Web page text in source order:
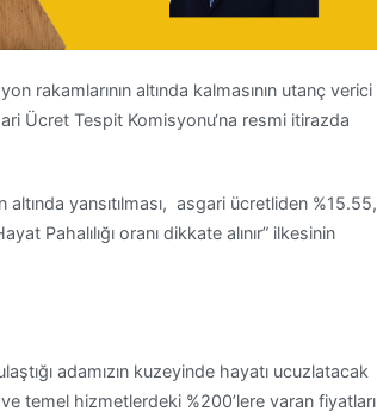
rakamlarının altında kalmasının utanç verici
Ücret Tespit Komisyonu‘na resmi itirazda
altında yansıtılması, asgari ücretliden %15.55,
Pahalılığı oranı dikkate alınır” ilkesinin
adamızın kuzeyinde hayatı ucuzlatacak
temel hizmetlerdeki %200’lere varan fiyatları